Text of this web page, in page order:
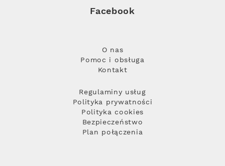
Facebook
O nas
Pomoc i obsługa
Kontakt
Regulaminy usług
Polityka prywatności
Polityka cookies
Bezpieczeństwo
Plan połączenia